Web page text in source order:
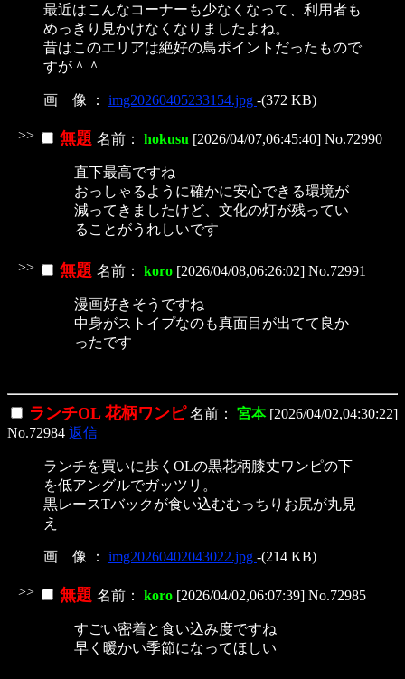
最近はこんなコーナーも少なくなって、利用者も
めっきり見かけなくなりましたよね。
昔はこのエリアは絶好の鳥ポイントだったもので
すが＾＾
画 像 ： img20260405233154.jpg -(372 KB)
>> 無題 名前： hokusu [2026/04/07,06:45:40] No.72990
直下最高ですね
おっしゃるように確かに安心できる環境が
減ってきましたけど、文化の灯が残ってい
ることがうれしいです
>> 無題 名前： koro [2026/04/08,06:26:02] No.72991
漫画好きそうですね
中身がストイプなのも真面目が出てて良か
ったです
ランチOL 花柄ワンピ名前： 宮本 [2026/04/02,04:30:22]
No.72984 返信
ランチを買いに歩くOLの黒花柄膝丈ワンピの下
を低アングルでガッツリ。
黒レースTバックが食い込むむっちりお尻が丸見
え
画 像 ： img20260402043022.jpg -(214 KB)
>> 無題 名前： koro [2026/04/02,06:07:39] No.72985
すごい密着と食い込み度ですね
早く暖かい季節になってほしい